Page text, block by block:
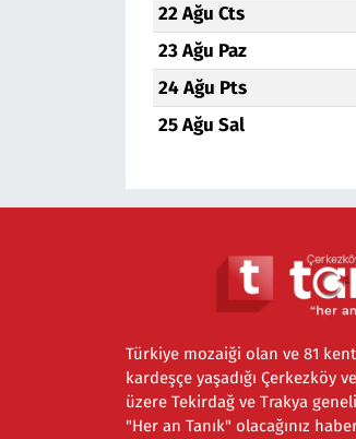
22 Ağu Cts
23 Ağu Paz
24 Ağu Pts
25 Ağu Sal
Türkiye mozaiği olan ve 81
kardeşçe yaşadığı Çerkezköy
üzere Tekirdağ ve Trakya
"Her an Tanık" olacağınız